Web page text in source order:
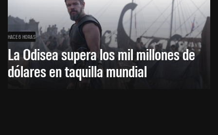
HACE 6 HORAS
La Odisea supera los mil millones de
dólares en taquilla mundial